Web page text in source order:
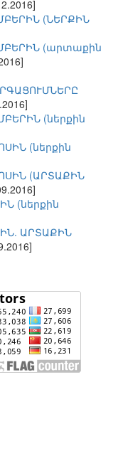
(ՆԵՐՔԻՆ
(արտաքին
(ներքին
(ներքին
(ԱՐՏԱՔԻՆ
(ներքին
ԱՐՏԱՔԻՆ